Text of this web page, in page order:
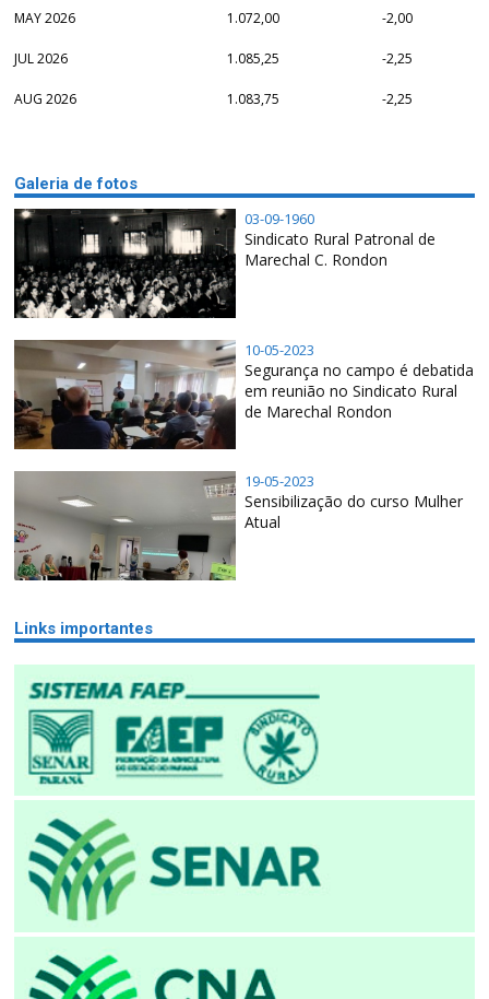
MAY 2026 1.072,00 -2,00
JUL 2026 1.085,25 -2,25
AUG 2026 1.083,75 -2,25
Galeria de fotos
03-09-1960
Sindicato Rural Patronal de
Marechal C. Rondon
10-05-2023
Segurança no campo é debatida
em reunião no Sindicato Rural
de Marechal Rondon
19-05-2023
Sensibilização do curso Mulher
Atual
Links importantes